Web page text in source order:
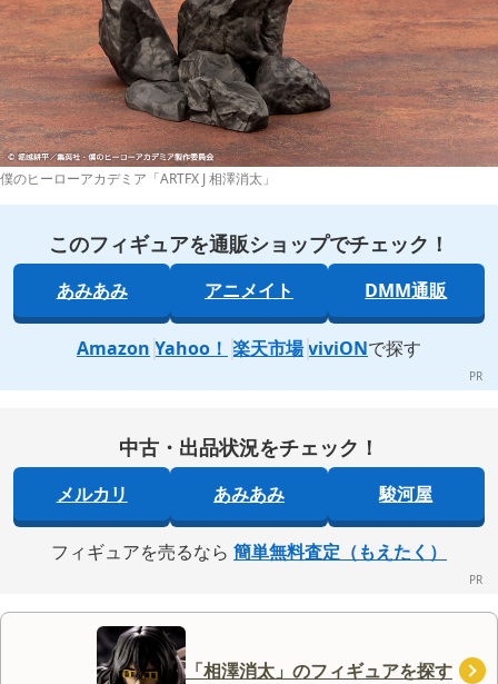
僕のヒーローアカデミア「ARTFX J 相澤消太」
このフィギュアを通販ショップでチェック！
あみあみ アニメイト DMM通販
Amazon Yahoo！ 楽天市場 viviONで探す
中古・出品状況をチェック！
メルカリ あみあみ 駿河屋
フィギュアを売るなら 簡単無料査定（もえたく）
「相澤消太」のフィギュアを探す